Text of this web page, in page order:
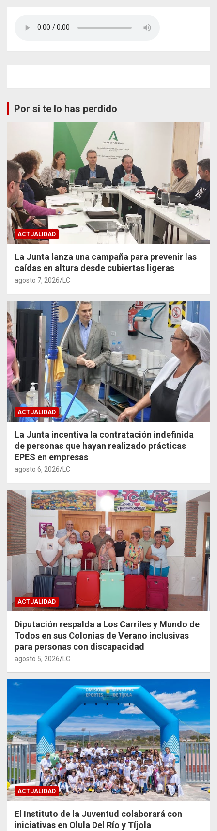
Por si te lo has perdido
ACTUALIDAD
La Junta lanza una campaña para prevenir las
caídas en altura desde cubiertas ligeras
agosto 7, 2026 LC
ACTUALIDAD
La Junta incentiva la contratación indefinida
de personas que hayan realizado prácticas
EPES en empresas
agosto 6, 2026 LC
ACTUALIDAD
Diputación respalda a Los Carriles y Mundo de
Todos en sus Colonias de Verano inclusivas
para personas con discapacidad
agosto 5, 2026 LC
ACTUALIDAD
El Instituto de la Juventud colaborará con
iniciativas en Olula Del Río y Tíjola